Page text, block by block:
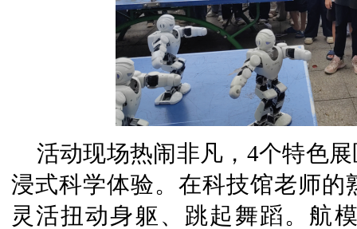
活动现场热闹非凡，4个特色
浸式科学体验。在科技馆老师
灵活扭动身躯、跳起舞蹈。航